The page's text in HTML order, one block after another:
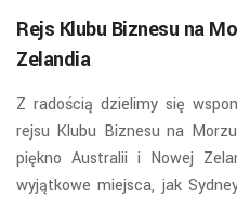
Rejs Klubu Biznesu na
Zelandia
Z radością dzielimy się
rejsu Klubu Biznesu na
piękno Australii i Nowej
wyjątkowe miejsca, jak